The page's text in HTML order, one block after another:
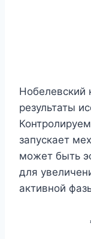
Нобелевский
результаты
запускает
может быть
для
активной